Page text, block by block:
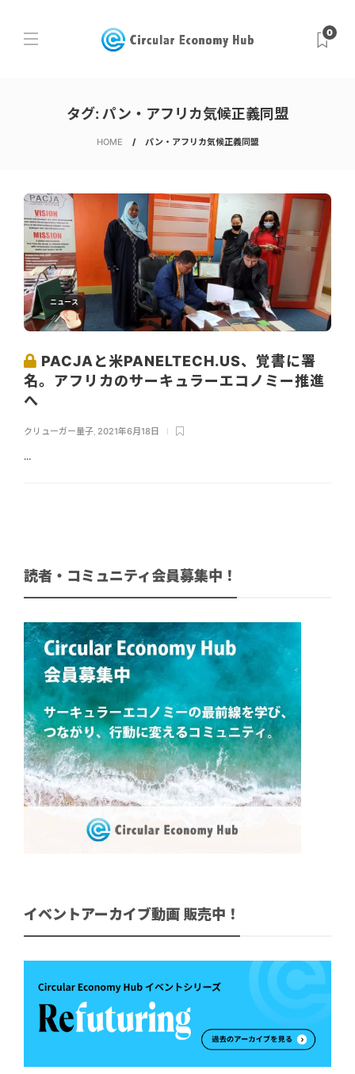
0
タグ: パン・アフリカ気候正義同盟
HOME パン・アフリカ気候正義同盟
ニュース
PACJAと米PANELTECH.US、覚書に署
名。アフリカのサーキュラーエコノミー推進
へ
クリューガー量子, 2021年6月18日
...
読者・コミュニティ会員募集中！
イベントアーカイブ動画 販売中！